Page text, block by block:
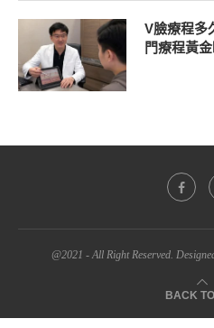
V臉療程多
門療程黃
@2021 - All Right Reserved.
BACK